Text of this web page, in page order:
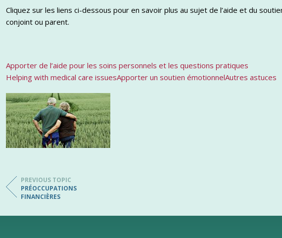
Cliquez sur les liens ci-dessous pour en savoir plus au sujet de l’aide et du
conjoint ou parent.
Apporter de l’aide pour les soins personnels et les questions pratiques
Helping with medical care issuesApporter un soutien émotionnelAutres astuces
PREVIOUS TOPIC
PRÉOCCUPATIONS
FINANCIÈRES